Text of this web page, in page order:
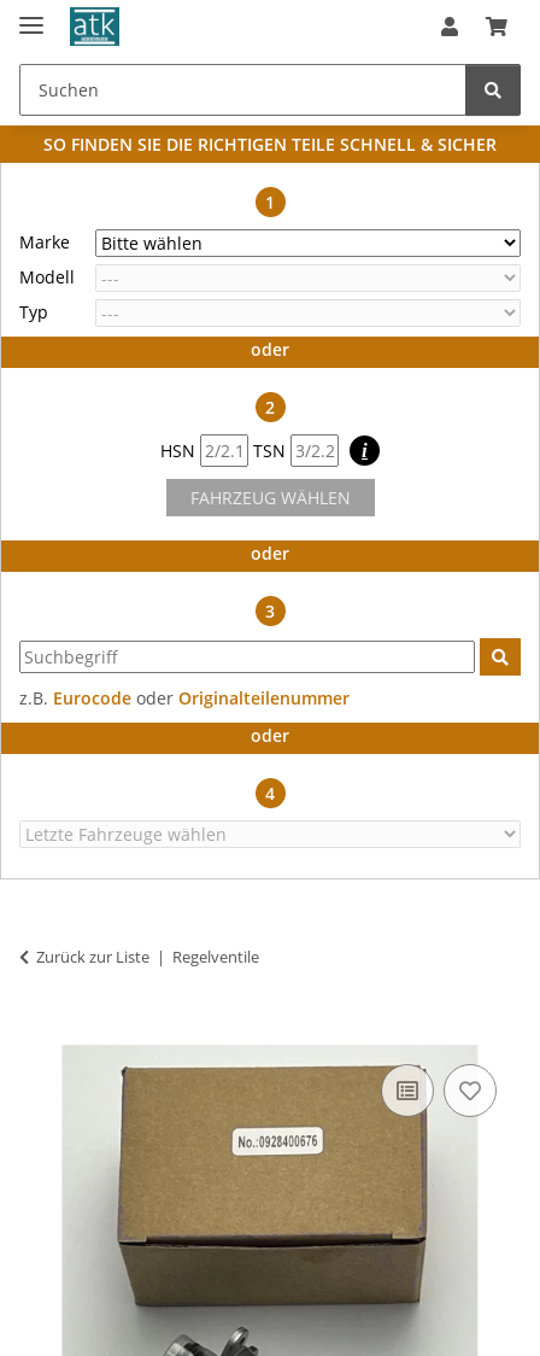
SO FINDEN SIE DIE RICHTIGEN TEILE SCHNELL & SICHER
1
Marke
Modell
Typ
oder
2
HSN
TSN i
FAHRZEUG WÄHLEN
oder
3
z.B. Eurocode oder Originalteilenummer
oder
4
Zurück zur Liste Regelventile